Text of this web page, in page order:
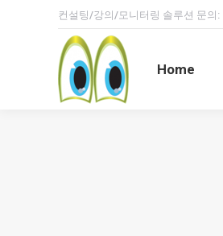
컨설팅/강의/모니터링 솔루션 문의:
Home